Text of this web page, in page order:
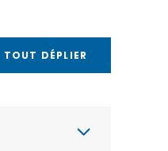
TOUT DÉPLIER